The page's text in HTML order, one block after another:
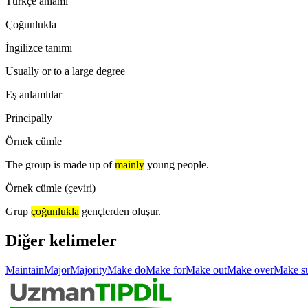
Çoğunlukla
İngilizce tanımı
Usually or to a large degree
Eş anlamlılar
Principally
Örnek cümle
The group is made up of mainly young people.
Örnek cümle (çeviri)
Grup çoğunlukla gençlerden oluşur.
Diğer kelimeler
MaintainMajorMajorityMake doMake forMake outMake overMake